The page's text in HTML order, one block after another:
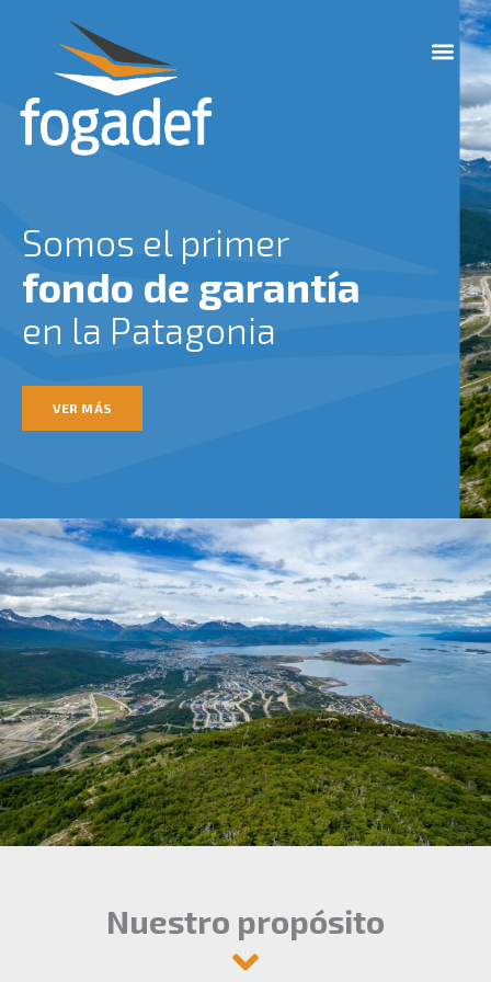
M
e
Somos el primer
fondo de garantía
en la Patagonia
VER MÁS
Nuestro propósito